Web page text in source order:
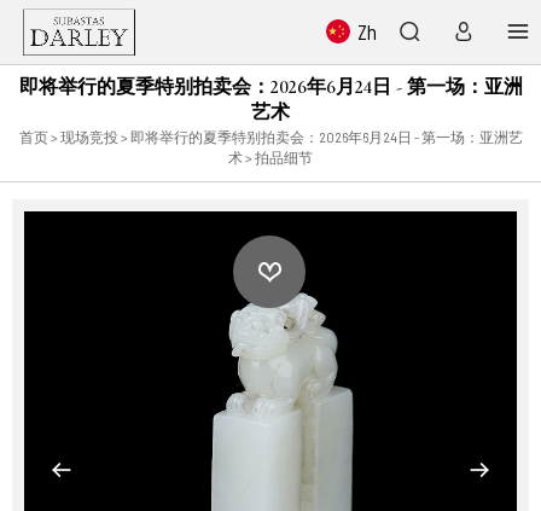
Zh
即将举行的夏季特别拍卖会：2026年6月24日 - 第一场：亚洲
艺术
首页> 现场竞投 > 即将举行的夏季特别拍卖会：2026年6月24日 - 第一场：亚洲艺
术> 拍品细节